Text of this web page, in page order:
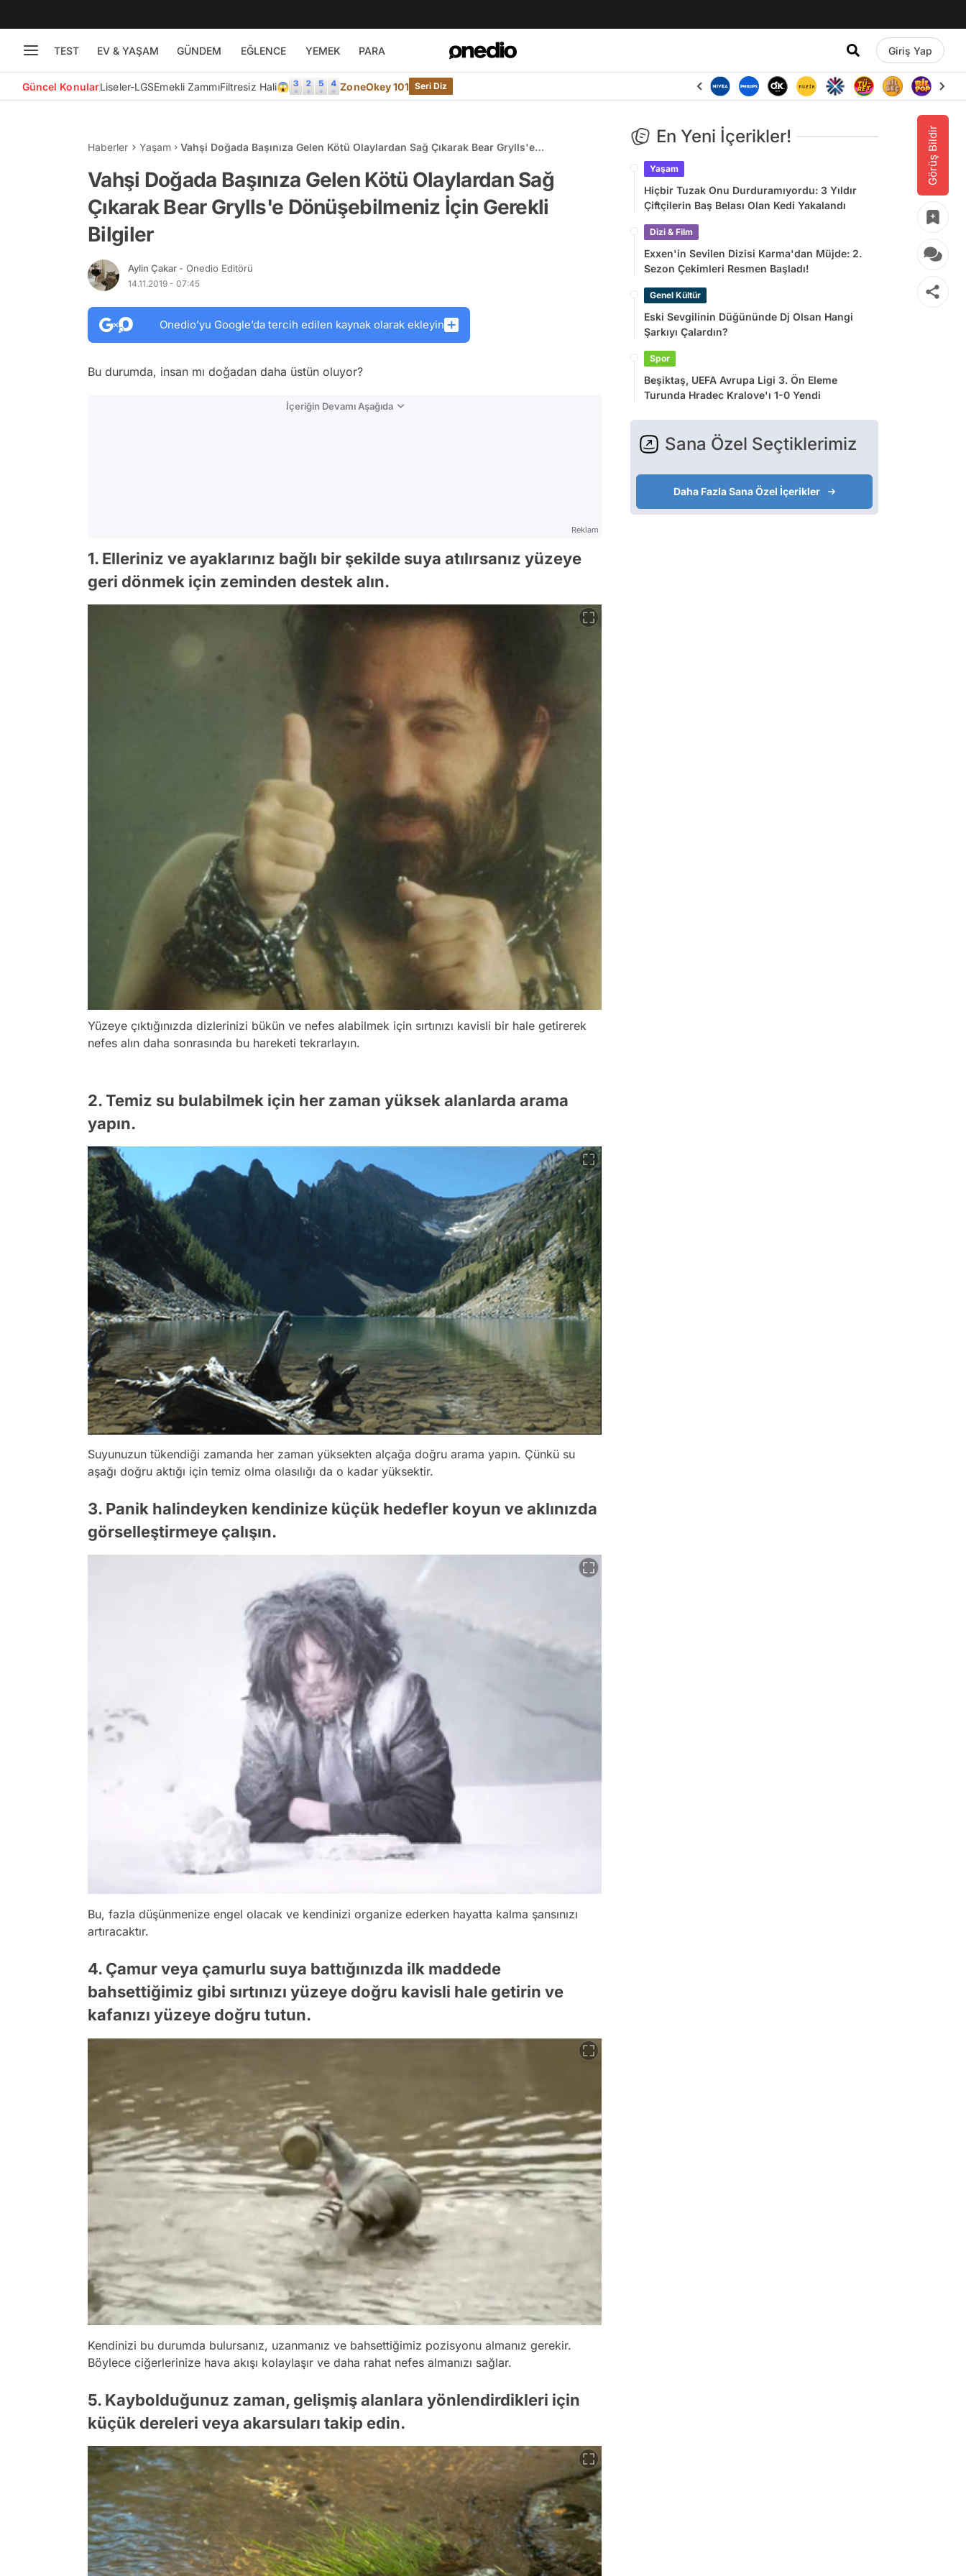
TEST EV & YAŞAM GÜNDEM EĞLENCE YEMEK PARA Giriş Yap
Güncel KonularLiseler-LGSEmekli ZammıFiltresiz Hali😱 ZoneOkey 101 Seri Diz
Görüş Bildir
Haberler Yaşam
Vahşi Doğada Başınıza Gelen Kötü Olaylardan Sağ Çıkarak Bear Grylls'e
Vahşi Doğada Başınıza Gelen Kötü Olaylardan Sağ
Çıkarak Bear Grylls'e Dönüşebilmeniz İçin Gerekli
Bilgiler
Aylin Çakar - Onedio Editörü
14.11.2019 - 07:45
Onedio’yu Google’da tercih edilen kaynak olarak ekleyin
Bu durumda, insan mı doğadan daha üstün oluyor?
İçeriğin Devamı Aşağıda
Reklam
1. Elleriniz ve ayaklarınız bağlı bir şekilde suya atılırsanız yüzeye
geri dönmek için zeminden destek alın.
Yüzeye çıktığınızda dizlerinizi bükün ve nefes alabilmek için sırtınızı kavisli bir hale getirerek
nefes alın daha sonrasında bu hareketi tekrarlayın.
2. Temiz su bulabilmek için her zaman yüksek alanlarda arama
yapın.
Suyunuzun tükendiği zamanda her zaman yüksekten alçağa doğru arama yapın. Çünkü su
aşağı doğru aktığı için temiz olma olasılığı da o kadar yüksektir.
3. Panik halindeyken kendinize küçük hedefler koyun ve aklınızda
görselleştirmeye çalışın.
Bu, fazla düşünmenize engel olacak ve kendinizi organize ederken hayatta kalma şansınızı
artıracaktır.
4. Çamur veya çamurlu suya battığınızda ilk maddede
bahsettiğimiz gibi sırtınızı yüzeye doğru kavisli hale getirin ve
kafanızı yüzeye doğru tutun.
Kendinizi bu durumda bulursanız, uzanmanız ve bahsettiğimiz pozisyonu almanız gerekir.
Böylece ciğerlerinize hava akışı kolaylaşır ve daha rahat nefes almanızı sağlar.
5. Kaybolduğunuz zaman, gelişmiş alanlara yönlendirdikleri için
küçük dereleri veya akarsuları takip edin.
En Yeni İçerikler!
Yaşam
Hiçbir Tuzak Onu Durduramıyordu: 3 Yıldır
Çiftçilerin Baş Belası Olan Kedi Yakalandı
Dizi & Film
Exxen'in Sevilen Dizisi Karma'dan Müjde: 2.
Sezon Çekimleri Resmen Başladı!
Genel Kültür
Eski Sevgilinin Düğününde Dj Olsan Hangi
Şarkıyı Çalardın?
Spor
Beşiktaş, UEFA Avrupa Ligi 3. Ön Eleme
Turunda Hradec Kralove'ı 1-0 Yendi
Sana Özel Seçtiklerimiz
Daha Fazla Sana Özel İçerikler